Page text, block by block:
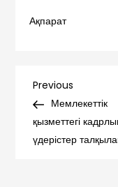
Ақпарат
по
Previous
Post
Previous
Мемлекеттік
қызметтегі
үдерістер